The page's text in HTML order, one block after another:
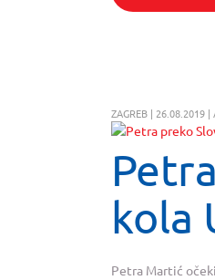
ZAGREB | 26.08.2019 |
kola
Petra Martić